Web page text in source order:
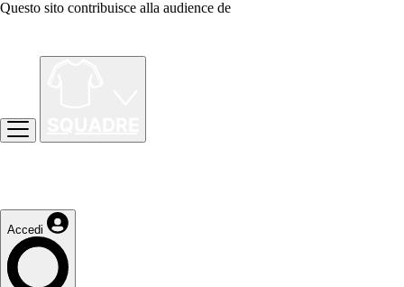
Questo sito contribuisce alla audience de
Accedi